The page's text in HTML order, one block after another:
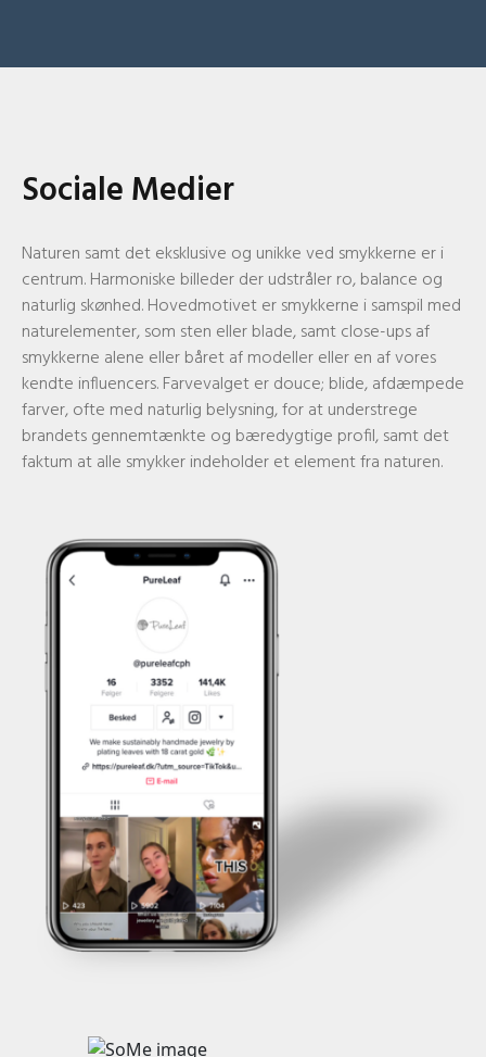
Sociale Medier
Naturen samt det eksklusive og unikke ved smykkerne er i
centrum. Harmoniske billeder der udstråler ro, balance og
naturlig skønhed. Hovedmotivet er smykkerne i samspil med
naturelementer, som sten eller blade, samt close-ups af
smykkerne alene eller båret af modeller eller en af vores
kendte influencers. Farvevalget er douce; blide, afdæmpede
farver, ofte med naturlig belysning, for at understrege
brandets gennemtænkte og bæredygtige profil, samt det
faktum at alle smykker indeholder et element fra naturen.